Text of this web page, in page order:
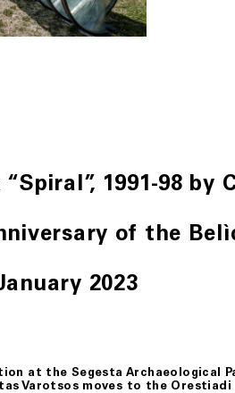
1991-98
of the
2023
at the Segesta Archaeological
Varotsos moves to the